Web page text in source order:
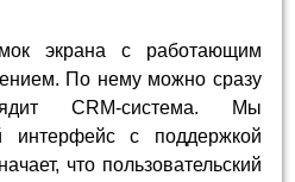
экрана с работающим
По нему можно сразу
CRM-система. Мы
интерфейс с поддержкой
что пользовательский